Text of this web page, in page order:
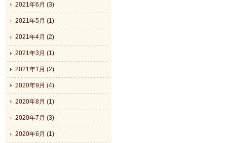
2021年6月 (3)
2021年5月 (1)
2021年4月 (2)
2021年3月 (1)
2021年1月 (2)
2020年9月 (4)
2020年8月 (1)
2020年7月 (3)
2020年6月 (1)